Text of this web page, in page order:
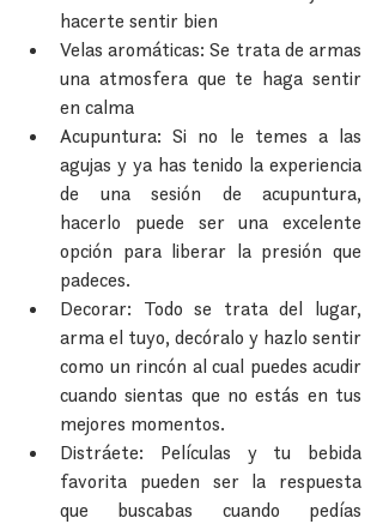
hacerte sentir bien
Velas aromáticas: Se trata de armas
una atmosfera que te haga sentir
en calma
Acupuntura: Si no le temes a las
agujas y ya has tenido la experiencia
de una sesión de acupuntura,
hacerlo puede ser una excelente
opción para liberar la presión que
padeces.
Decorar: Todo se trata del lugar,
arma el tuyo, decóralo y hazlo sentir
como un rincón al cual puedes acudir
cuando sientas que no estás en tus
mejores momentos.
Distráete: Películas y tu bebida
favorita pueden ser la respuesta
que buscabas cuando pedías